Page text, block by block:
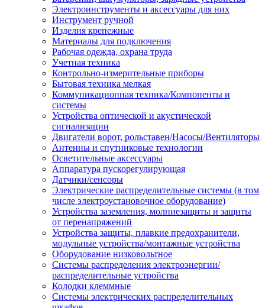
Электроинструменты и аксессуары для них
Инструмент ручной
Изделия крепежные
Материалы для подключения
Рабочая одежда, охрана труда
Учетная техника
Контрольно-измерительные приборы
Бытовая техника мелкая
Коммуникационная техника/Компоненты и
системы
Устройства оптической и акустической
сигнализации
Двигатели ворот, рольставен/Насосы/Вентиляторы
Антенны и спутниковые технологии
Осветительные аксессуары
Аппаратура пускорегулирующая
Датчики/сенсоры
Электрические распределительные системы (в том
числе электроустановочное оборудование)
Устройства заземления, молниезащиты и защиты
от перенапряжений
Устройства защиты, плавкие предохранители,
модульные устройства/монтажные устройства
Оборудование низковольтное
Системы распределения электроэнергии/
распределительные устройства
Колодки клеммные
Системы электрических распределительных